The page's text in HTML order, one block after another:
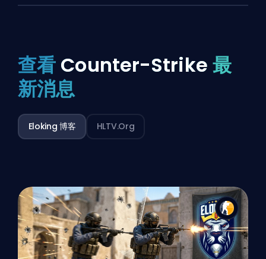
查看 Counter-Strike 最
新消息
Eloking 博客 HLTV.org